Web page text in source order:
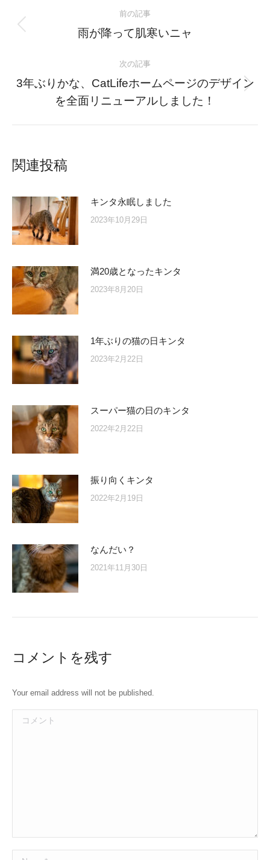
navigation
前の記事
Previous
雨が降って肌寒いニャ
次の記事
Next
post:
3年ぶりかな、CatLifeホームページのデザイン
を全面リニューアルしました！
関連投稿
キンタ永眠しました
2023年10月29日
満20歳となったキンタ
2023年8月20日
1年ぶりの猫の日キンタ
2023年2月22日
スーパー猫の日のキンタ
2022年2月22日
振り向くキンタ
2022年2月19日
なんだい？
2021年11月30日
コメントを残す
Your email address will not be published.
コメント
Name *